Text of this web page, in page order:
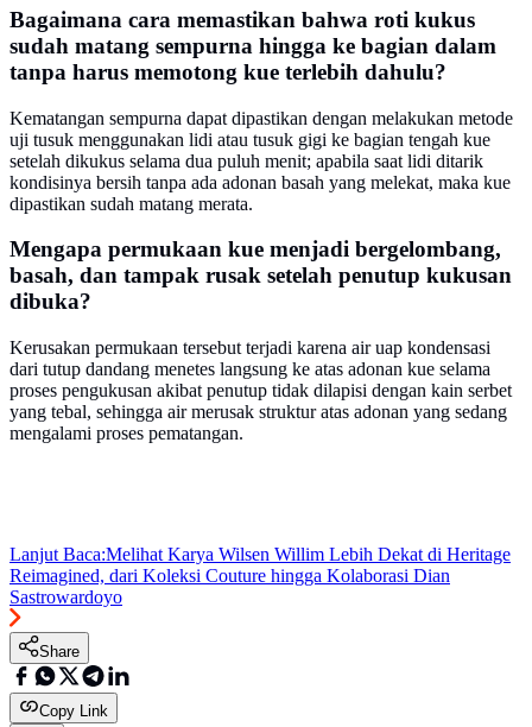
Bagaimana cara memastikan bahwa roti kukus
sudah matang sempurna hingga ke bagian dalam
tanpa harus memotong kue terlebih dahulu?
Kematangan sempurna dapat dipastikan dengan melakukan metode
uji tusuk menggunakan lidi atau tusuk gigi ke bagian tengah kue
setelah dikukus selama dua puluh menit; apabila saat lidi ditarik
kondisinya bersih tanpa ada adonan basah yang melekat, maka kue
dipastikan sudah matang merata.
Mengapa permukaan kue menjadi bergelombang,
basah, dan tampak rusak setelah penutup kukusan
dibuka?
Kerusakan permukaan tersebut terjadi karena air uap kondensasi
dari tutup dandang menetes langsung ke atas adonan kue selama
proses pengukusan akibat penutup tidak dilapisi dengan kain serbet
yang tebal, sehingga air merusak struktur atas adonan yang sedang
mengalami proses pematangan.
Lanjut Baca:Melihat Karya Wilsen Willim Lebih Dekat di Heritage
Reimagined, dari Koleksi Couture hingga Kolaborasi Dian
Sastrowardoyo
Share
Copy Link